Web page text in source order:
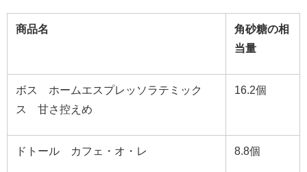
商品名
角砂糖の相
当量
ボス ホームエスプレッソラテミック
ス 甘さ控えめ
16.2個
ドトール カフェ・オ・レ 8.8個